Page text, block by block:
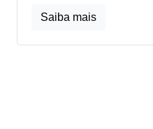
Saiba mais